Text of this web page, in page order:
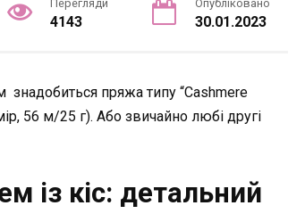
Перегляди
4143
Опубліковано
30.01.2023
знадобиться пряжа типу “Cashmere
56 м/25 г). Або звичайно любі другі
із кіс: детальний